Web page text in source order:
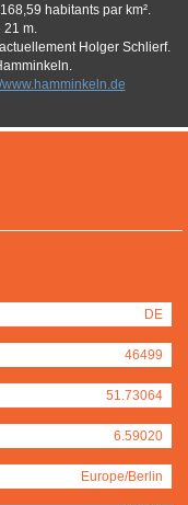
DE
46499
51.73064
6.59020
Europe/Berlin
habitants par km².
21 m.
Holger Schlierf.
www.hamminkeln.de